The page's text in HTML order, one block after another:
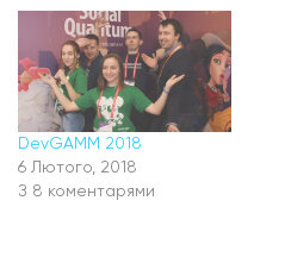
DevGAMM 2018
6 Лютого, 2018
З 8 коментарями